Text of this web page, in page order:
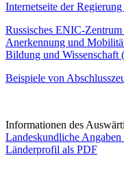
Internetseite der
Russisches ENIC-
Anerkennung und
Bildung und Wissenschaft
Beispiele von
Informationen des
Landeskundliche
Länderprofil als PDF